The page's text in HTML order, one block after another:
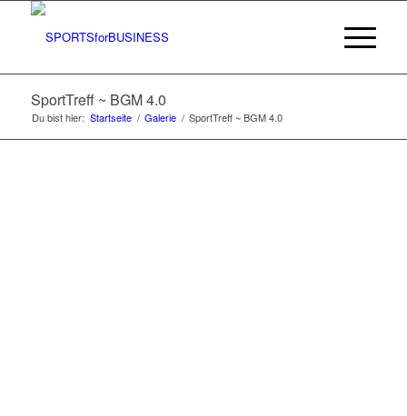
SportTreff ~ BGM 4.0
Du bist hier: Startseite / Galerie / SportTreff ~ BGM 4.0